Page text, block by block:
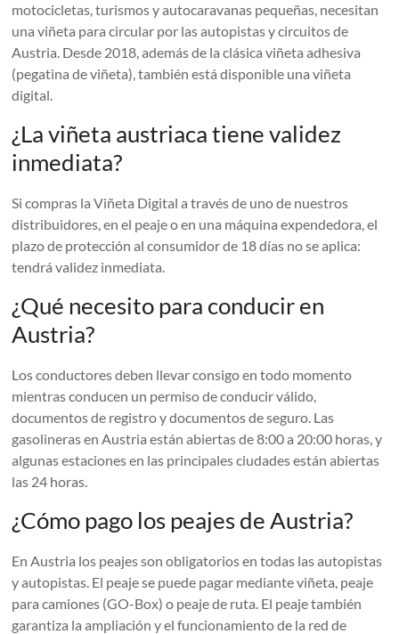
motocicletas, turismos y autocaravanas pequeñas, necesitan
una viñeta para circular por las autopistas y circuitos de
Austria. Desde 2018, además de la clásica viñeta adhesiva
(pegatina de viñeta), también está disponible una viñeta
digital.
¿La viñeta austriaca tiene validez
inmediata?
Si compras la Viñeta Digital a través de uno de nuestros
distribuidores, en el peaje o en una máquina expendedora, el
plazo de protección al consumidor de 18 días no se aplica:
tendrá validez inmediata.
¿Qué necesito para conducir en
Austria?
Los conductores deben llevar consigo en todo momento
mientras conducen un permiso de conducir válido,
documentos de registro y documentos de seguro. Las
gasolineras en Austria están abiertas de 8:00 a 20:00 horas, y
algunas estaciones en las principales ciudades están abiertas
las 24 horas.
¿Cómo pago los peajes de Austria?
En Austria los peajes son obligatorios en todas las autopistas
y autopistas. El peaje se puede pagar mediante viñeta, peaje
para camiones (GO-Box) o peaje de ruta. El peaje también
garantiza la ampliación y el funcionamiento de la red de